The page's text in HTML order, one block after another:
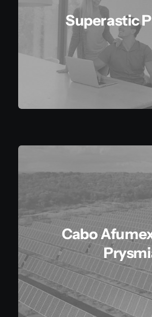
Superastic
Cabo